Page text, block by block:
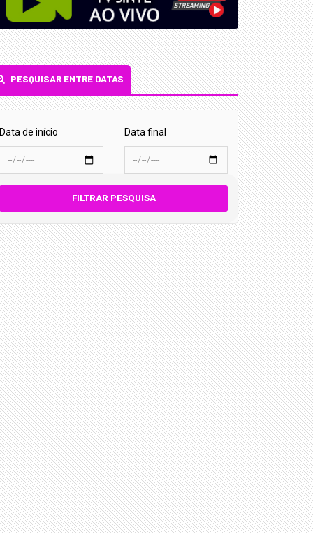
PESQUISAR ENTRE DATAS
Data de início Data final
FILTRAR PESQUISA